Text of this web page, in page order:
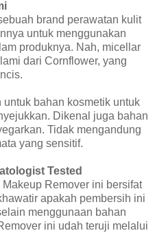
brand perawatan kulit
untuk menggunakan
produknya. Nah, micellar
dari Cornflower, yang
bahan kosmetik untuk
Dikenal juga bahan
Tidak mengandung
yang sensitif.
Tested
Remover ini bersifat
apakah pembersih ini
menggunaan bahan
ini udah teruji melalui